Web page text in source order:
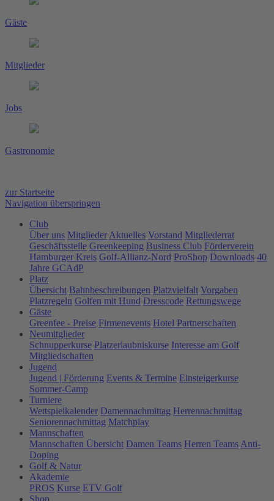
Gäste
Mitglieder
Jobs
Gastronomie
zur Startseite
Navigation überspringen
Club
Über uns Mitglieder Aktuelles Vorstand Mitgliederrat
Geschäftsstelle Greenkeeping Business Club Förderverein
Hamburger Kreis Golf-Allianz-Nord ProShop Downloads 40
Jahre GCAdP
Platz
Übersicht Bahnbeschreibungen Platzvielfalt Vorgaben
Platzregeln Golfen mit Hund Dresscode Rettungswege
Gäste
Greenfee - Preise Firmenevents Hotel Partnerschaften
Neumitglieder
Schnupperkurse Platzerlaubniskurse Interesse am Golf
Mitgliedschaften
Jugend
Jugend | Förderung Events & Termine Einsteigerkurse
Sommer-Camp
Turniere
Wettspielkalender Damennachmittag Herrennachmittag
Seniorennachmittag Matchplay
Mannschaften
Mannschaften Übersicht Damen Teams Herren Teams Anti-
Doping
Golf & Natur
Akademie
PROS Kurse ETV Golf
Shop